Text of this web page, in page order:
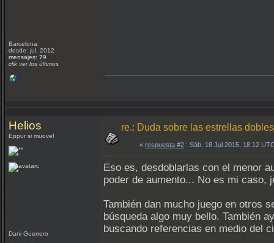
Barcelona
desde: jul, 2012
mensajes: 79
clik ver los últimos
Helios
Eppur si muove!
Dani Guerrero
re.: Duda sobre las estrellas dobles
« respuesta #2 : Sáb, 18 Jul 2015, 18:12
Eso es, desdoblarlas con el menor
poder de aumento... No es mi caso,
También dan mucho juego en otros
búsqueda algo muy bello. También
buscando referencias en medio del